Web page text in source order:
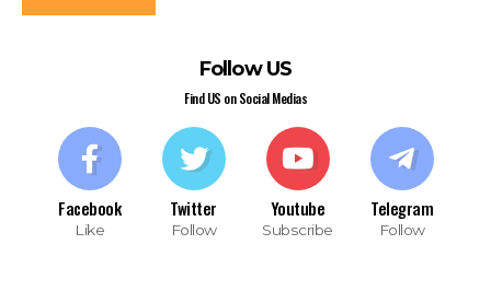
Follow US
Find US on Social Medias
Facebook
Like
Twitter
Follow
Youtube
Subscribe
Telegram
Follow